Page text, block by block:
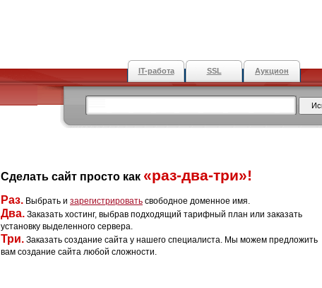
IT-работа SSL Аукцион
Сделать сайт просто как «раз-два-три»!
Раз. Выбрать и зарегистрировать свободное доменное имя.
Два. Заказать хостинг, выбрав подходящий тарифный план или заказать
установку выделенного сервера.
Три. Заказать создание сайта у нашего специалиста. Мы можем предложить
вам создание сайта любой сложности.